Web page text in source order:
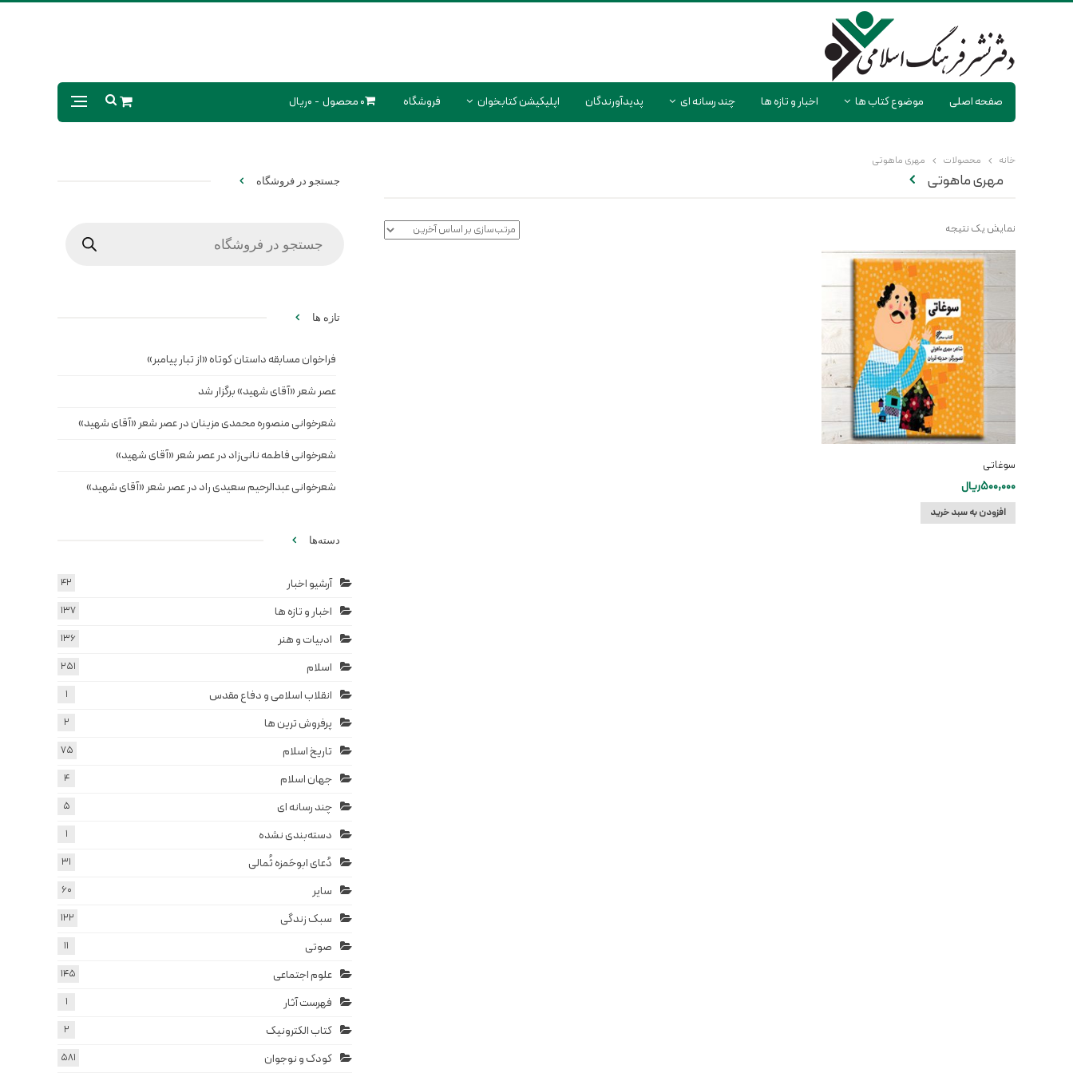
صفحه اصلی موضوع کتاب ها اخبار و تازه ها چند رسانه ای پدیدآورندگان اپلیکیشن کتابخوان فروشگاه 0 محصول 0ریال
خانه محصولات مهری ماهوتی
مهری ماهوتی
نمایش یک نتیجه
سوغاتی
500,000ریال
افزودن به سبد خرید
جستجو در فروشگاه
تازه ها
فراخوان مسابقه داستان کوتاه «از تبار پیامبر»
عصر شعر «آقای شهید» برگزار شد
شعرخوانی منصوره محمدی مزینان در عصر شعر «آقای شهید»
شعرخوانی فاطمه نانی‌زاد در عصر شعر «آقای شهید»
شعرخوانی عبدالرحیم سعیدی راد در عصر شعر «آقای شهید»
دسته‌ها
آرشیو اخبار 42
اخبار و تازه ها 137
ادبیات و هنر 136
اسلام 251
انقلاب اسلامی و دفاع مقدس 1
پرفروش ترین ها 2
تاریخ اسلام 75
جهان اسلام 4
چند رسانه ای 5
دسته‌بندی نشده 1
دُعای ابوحَمزه ثُمالی 31
سایر 60
سبک زندگی 122
صوتی 11
علوم اجتماعی 145
فهرست آثار 1
کتاب الکترونیک 2
کودک و نوجوان 581